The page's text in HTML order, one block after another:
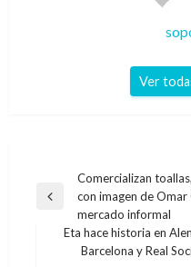
Ver
Navegación
de
entradas
Entrada
anterior
Comercializan
con imagen de Omar
mercado informal
Entrada
Eta hace historia en
Barcelona y Real